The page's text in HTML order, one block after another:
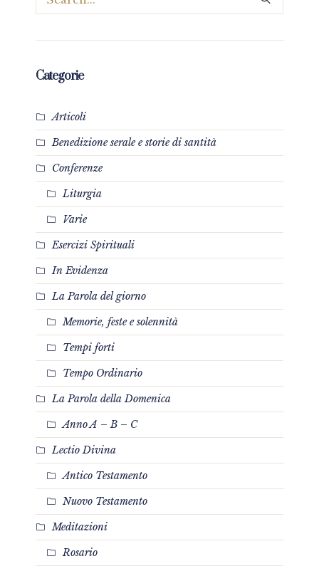
Categorie
Articoli
Benedizione serale e storie di santità
Conferenze
Liturgia
Varie
Esercizi Spirituali
In Evidenza
La Parola del giorno
Memorie, feste e solennità
Tempi forti
Tempo Ordinario
La Parola della Domenica
Anno A – B – C
Lectio Divina
Antico Testamento
Nuovo Testamento
Meditazioni
Rosario